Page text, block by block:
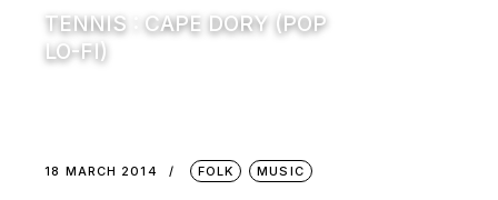
TENNIS : CAPE DORY (POP
LO-FI)
18 MARCH 2014 FOLK MUSIC